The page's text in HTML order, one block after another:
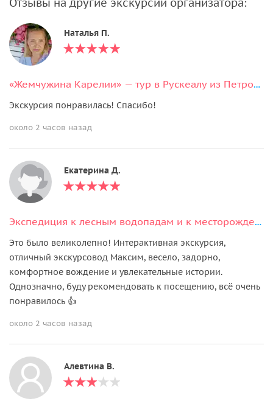
Наталья П.
«Жемчужина Карелии» — тур в Рускеалу из Петрозаводска
Экскурсия понравилась! Спасибо!
около 2 часов назад
Екатерина Д.
Экспедиция к лесным водопадам и к месторождению граната
Это было великолепно! Интерактивная экскурсия,
отличный экскурсовод Максим, весело, задорно,
комфортное вождение и увлекательные истории.
Однозначно, буду рекомендовать к посещению, всё очень
понравилось 👍
около 2 часов назад
Алевтина В.